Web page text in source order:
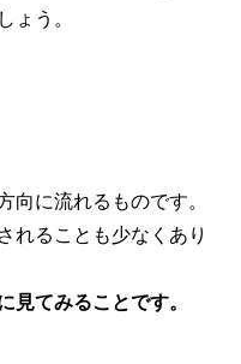
ょう。
向に流れるものです。
れることも少なくあり
見てみることです。